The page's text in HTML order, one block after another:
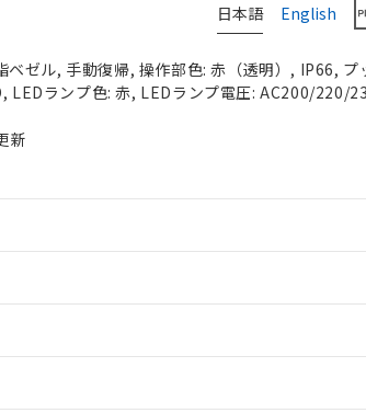
日本語 English
ゼル, 手動復帰, 操作部色: 赤（透明）, IP66, プ
LEDランプ色: 赤, LEDランプ電圧: AC200/220/
新